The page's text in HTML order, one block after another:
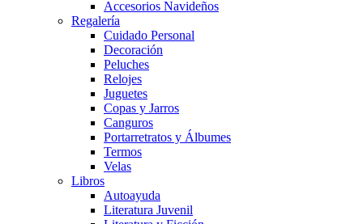
Accesorios Navideños
Regalería
Cuidado Personal
Decoración
Peluches
Relojes
Juguetes
Copas y Jarros
Canguros
Portarretratos y Álbumes
Termos
Velas
Libros
Autoayuda
Literatura Juvenil